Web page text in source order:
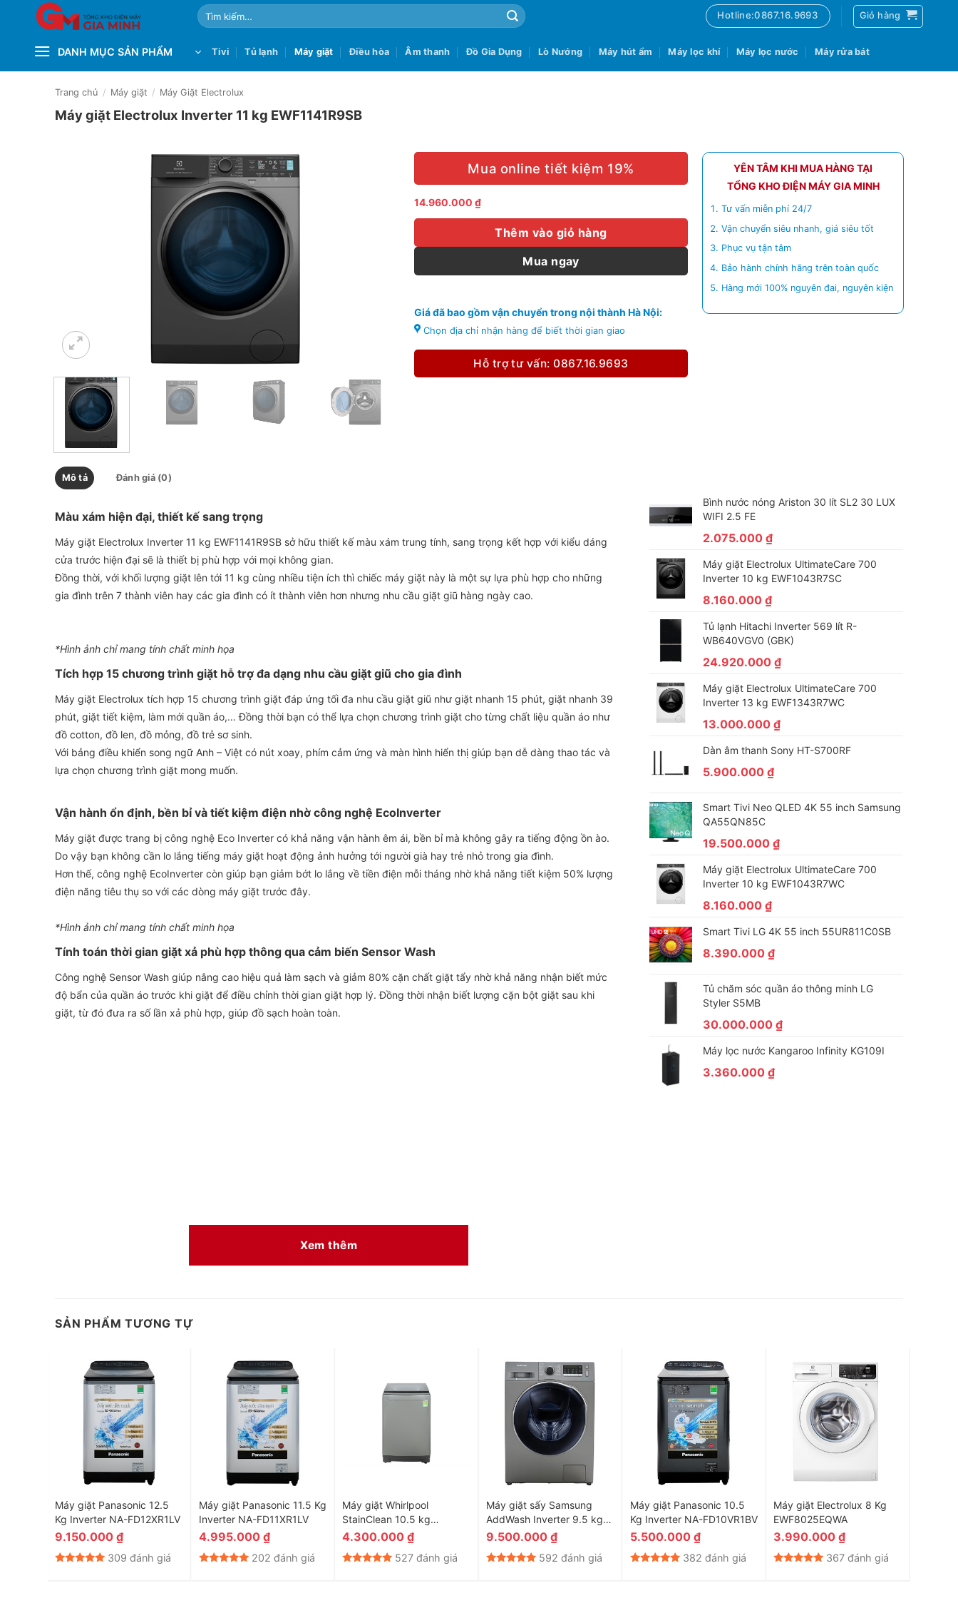
Tìm
kiếm:
Hotline:0867.16.9693 Giỏ hàng
DANH MỤC SẢN PHẨM Tivi Tủ lạnh Máy giặt Điều hòa Âm thanh Đồ Gia Dụng Lò Nướng Máy hút ẩm Máy lọc khí Máy lọc nước Máy rửa bát
Trang chủ / Máy giặt / Máy Giặt Electrolux
Máy giặt Electrolux Inverter 11 kg EWF1141R9SB
Mua online tiết kiệm 19%
14.960.000 ₫
Thêm vào giỏ hàng
Mua ngay
Giá đã bao gồm vận chuyển trong nội thành Hà Nội:
Chọn địa chỉ nhận hàng để biết thời gian giao
Hỗ trợ tư vấn: 0867.16.9693
YÊN TÂM KHI MUA HÀNG TẠI
TỔNG KHO ĐIỆN MÁY GIA MINH
Tư vấn miễn phí 24/7
Vận chuyển siêu nhanh, giá siêu tốt
Phục vụ tận tâm
Bảo hành chính hãng trên toàn quốc
Hàng mới 100% nguyên đai, nguyên kiện
Mô tả Đánh giá (0)
Màu xám hiện đại, thiết kế sang trọng
Máy giặt Electrolux Inverter 11 kg EWF1141R9SB sở hữu thiết kế màu xám trung tính, sang trọng kết hợp với kiểu dáng
cửa trước hiện đại sẽ là thiết bị phù hợp với mọi không gian.
Đồng thời, với khối lượng giặt lên tới 11 kg cùng nhiều tiện ích thì chiếc máy giặt này là một sự lựa phù hợp cho những
gia đình trên 7 thành viên hay các gia đình có ít thành viên hơn nhưng nhu cầu giặt giũ hàng ngày cao.
*Hình ảnh chỉ mang tính chất minh họa
Tích hợp 15 chương trình giặt hỗ trợ đa dạng nhu cầu giặt giũ cho gia đình
Máy giặt Electrolux tích hợp 15 chương trình giặt đáp ứng tối đa nhu cầu giặt giũ như giặt nhanh 15 phút, giặt nhanh 39
phút, giặt tiết kiệm, làm mới quần áo,… Đồng thời bạn có thể lựa chọn chương trình giặt cho từng chất liệu quần áo như
đồ cotton, đồ len, đồ mỏng, đồ trẻ sơ sinh.
Với bảng điều khiển song ngữ Anh – Việt có nút xoay, phím cảm ứng và màn hình hiển thị giúp bạn dễ dàng thao tác và
lựa chọn chương trình giặt mong muốn.
Vận hành ổn định, bền bỉ và tiết kiệm điện nhờ công nghệ EcoInverter
Máy giặt được trang bị công nghệ Eco Inverter có khả năng vận hành êm ái, bền bỉ mà không gây ra tiếng động ồn ào.
Do vậy bạn không cần lo lắng tiếng máy giặt hoạt động ảnh hưởng tới người già hay trẻ nhỏ trong gia đình.
Hơn thế, công nghệ EcoInverter còn giúp bạn giảm bớt lo lắng về tiền điện mỗi tháng nhờ khả năng tiết kiệm 50% lượng
điện năng tiêu thụ so với các dòng máy giặt trước đây.
*Hình ảnh chỉ mang tính chất minh họa
Tính toán thời gian giặt xả phù hợp thông qua cảm biến Sensor Wash
Công nghệ Sensor Wash giúp nâng cao hiệu quả làm sạch và giảm 80% cặn chất giặt tẩy nhờ khả năng nhận biết mức
độ bẩn của quần áo trước khi giặt để điều chỉnh thời gian giặt hợp lý. Đồng thời nhận biết lượng cặn bột giặt sau khi
giặt, từ đó đưa ra số lần xả phù hợp, giúp đồ sạch hoàn toàn.
*Hình ảnh chỉ mang tính chất minh họa
Loại bỏ các tác nhân gây dị ứng và vi khuẩn nhờ công nghệ Hygienic Care
Công nghệ Hygienic Care có khả năng loại bỏ vi khuẩn gây bệnh cho da, giảm thiểu các tác nhân gây dị ứng, đảm bảo
sức khỏe toàn diện cho gia đình bạn, đặc biệt là những người có làn da nhạy cảm.
Xem thêm
Bình nước nóng Ariston 30 lít SL2 30 LUX
WIFI 2.5 FE
2.075.000₫
Máy giặt Electrolux UltimateCare 700
Inverter 10 kg EWF1043R7SC
8.160.000₫
Tủ lạnh Hitachi Inverter 569 lít R-
WB640VGV0 (GBK)
24.920.000₫
Máy giặt Electrolux UltimateCare 700
Inverter 13 kg EWF1343R7WC
13.000.000₫
Dàn âm thanh Sony HT-S700RF
5.900.000₫
Smart Tivi Neo QLED 4K 55 inch Samsung
QA55QN85C
19.500.000₫
Máy giặt Electrolux UltimateCare 700
Inverter 10 kg EWF1043R7WC
8.160.000₫
Smart Tivi LG 4K 55 inch 55UR811C0SB
8.390.000₫
Tủ chăm sóc quần áo thông minh LG
Styler S5MB
30.000.000₫
Máy lọc nước Kangaroo Infinity KG109I
3.360.000₫
SẢN PHẨM TƯƠNG TỰ
Máy giặt Panasonic 12.5
Kg Inverter NA-FD12XR1LV
9.150.000 ₫
309 đánh giá
Máy giặt Panasonic 11.5 Kg
Inverter NA-FD11XR1LV
4.995.000 ₫
202 đánh giá
Máy giặt Whirlpool
StainClean 10.5 kg
VWVC10502FS
4.300.000₫
527 đánh giá
Máy giặt sấy Samsung
AddWash Inverter 9.5 kg
WD95K5410OX/SV
9.500.000 ₫
592 đánh giá
Máy giặt Panasonic 10.5
Kg Inverter NA-FD10VR1BV
5.500.000 ₫
382 đánh giá
Máy giặt Electrolux 8 Kg
EWF8025EQWA
3.990.000₫
367 đánh giá